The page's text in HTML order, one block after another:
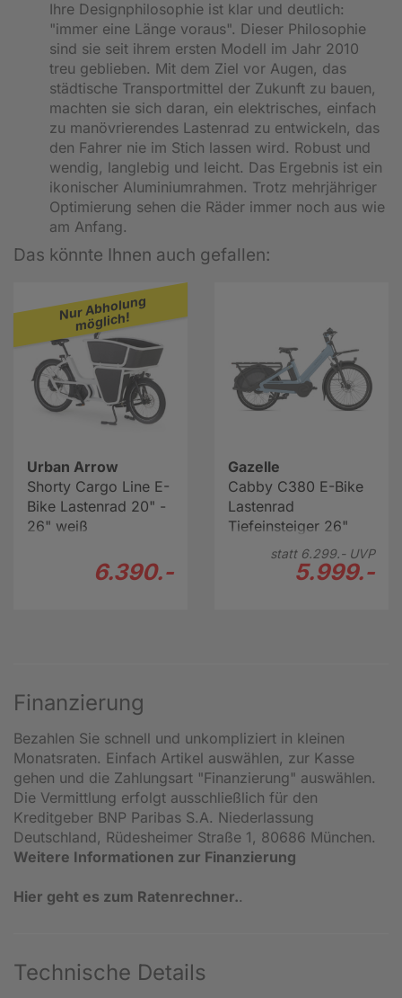
Ihre Designphilosophie ist klar und deutlich:
"immer eine Länge voraus". Dieser Philosophie
sind sie seit ihrem ersten Modell im Jahr 2010
treu geblieben. Mit dem Ziel vor Augen, das
städtische Transportmittel der Zukunft zu bauen,
machten sie sich daran, ein elektrisches, einfach
zu manövrierendes Lastenrad zu entwickeln, das
den Fahrer nie im Stich lassen wird. Robust und
wendig, langlebig und leicht. Das Ergebnis ist ein
ikonischer Aluminiumrahmen. Trotz mehrjähriger
Optimierung sehen die Räder immer noch aus wie
am Anfang.
Das könnte Ihnen auch gefallen:
Nur Abholung
möglich!
Urban Arrow
Shorty Cargo Line E-
Bike Lastenrad 20" -
26" weiß
6.390.-
Gazelle
Cabby C380 E-Bike
Lastenrad
Tiefeinsteiger 26"
statt 6.299.-UVP
5.999.-
Finanzierung
Bezahlen Sie schnell und unkompliziert in kleinen
Monatsraten. Einfach Artikel auswählen, zur Kasse
gehen und die Zahlungsart "Finanzierung" auswählen.
Die Vermittlung erfolgt ausschließlich für den
Kreditgeber BNP Paribas S.A. Niederlassung
Deutschland, Rüdesheimer Straße 1, 80686 München.
Weitere Informationen zur Finanzierung
Hier geht es zum Ratenrechner..
Technische Details